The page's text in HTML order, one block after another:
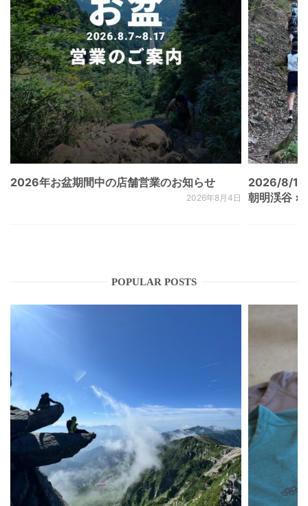
2026年お盆期間中の店舗営業のお知らせ
2026年8月4日
2026/8/
朝明渓谷 ×
POPULAR POSTS